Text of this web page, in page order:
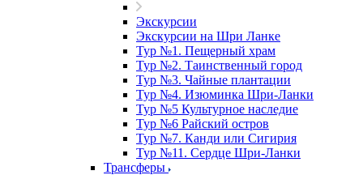
Экскурсии
Экскурсии на Шри Ланке
Тур №1. Пещерный храм
Тур №2. Таинственный город
Тур №3. Чайные плантации
Тур №4. Изюминка Шри-Ланки
Тур №5 Культурное наследие
Тур №6 Райский остров
Тур №7. Канди или Сигирия
Тур №11. Сердце Шри-Ланки
Трансферы